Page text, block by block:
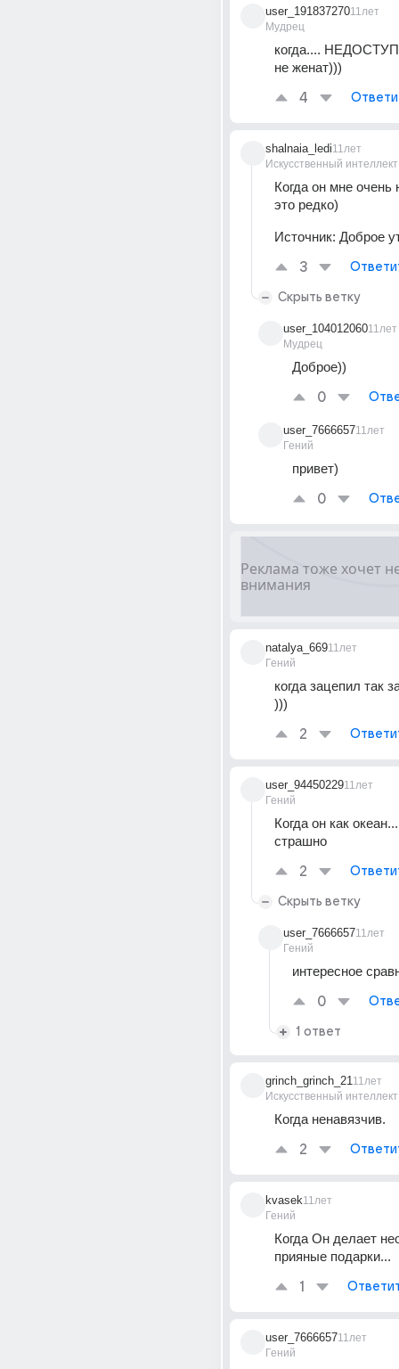
user_191837270
Мудрец
11лет
когда....
не женат)))
4
shalnaia_ledi
Искусственный интеллект
11лет
Когда он мне очень
это редко)
Источник: Доброе
3
Скрыть ветку
user_104012060
Мудрец
11лет
Доброе))
0
user_7666657
Гений
11лет
привет)
0
natalya_669
Гений
11лет
когда зацепил так
)))
2
user_94450229
Гений
11лет
Когда он как
страшно
2
Скрыть ветку
user_7666657
Гений
11лет
интересное
0
1 ответ
grinch_grinch_21
Искусственный интеллект
11лет
Когда ненавязчив.
2
kvasek
Гений
11лет
Когда Он делает
прияные подарки...
1
user_7666657
Гений
11лет